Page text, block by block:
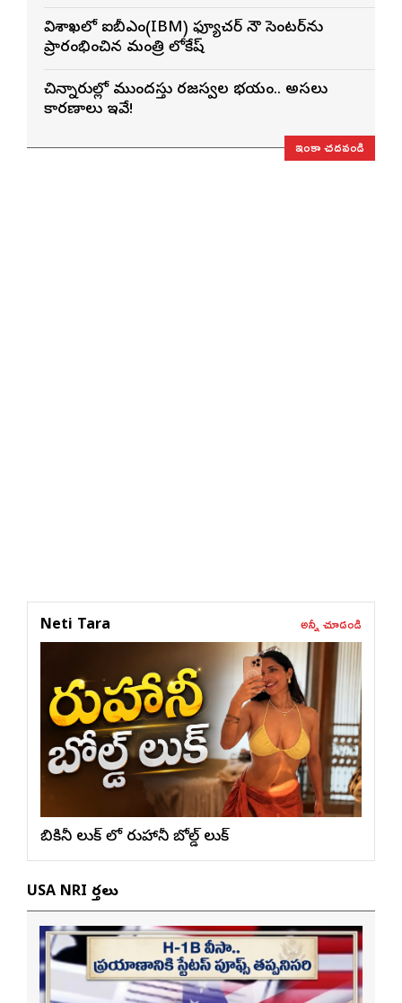
విశాఖలో ఐబీఎం(IBM) ఫ్యూచర్ నౌ సెంటర్‌ను
ప్రారంభించిన మంత్రి లోకేష్
చిన్నారుల్లో ముందస్తు రజస్వల భయం.. అసలు
కారణాలు ఇవే!
ఇంకా చదవండి
Neti Tara అన్నీ చూడండి
బికినీ లుక్ లో రుహానీ బోల్డ్ లుక్
USA NRI వార్తలు